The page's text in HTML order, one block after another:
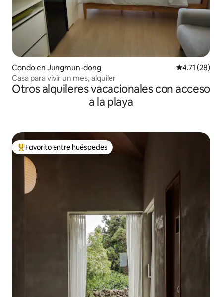
Condo en Jungmun-dong Calificación
4.71 (28)
Casa para vivir un mes, alquiler
Otros alquileres vacacionales con acceso
a la playa
Favorito entre huéspedes preferido
Favorito entre huéspedes